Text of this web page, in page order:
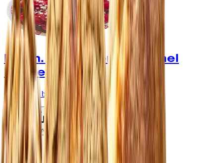
Reinh. van Hauen - Gammel
Kongevej
Enestående brød, kager & smag
Gem Share